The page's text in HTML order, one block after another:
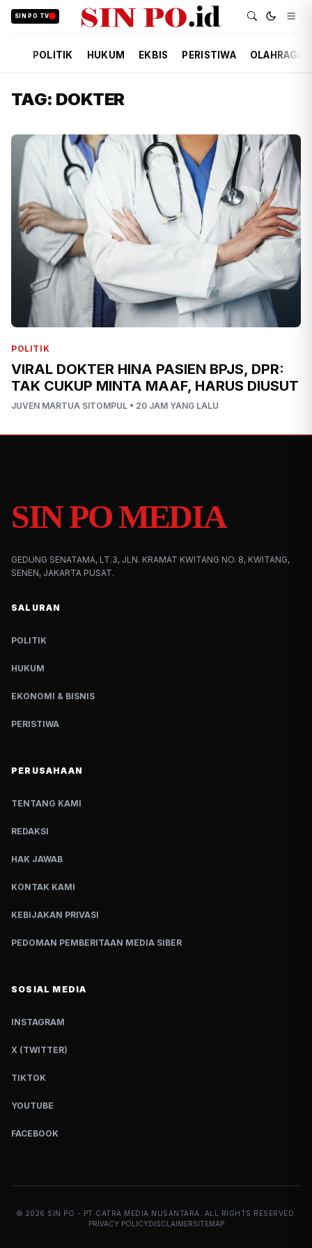
SIN PO TV
POLITIK HUKUM EKBIS PERISTIWA OLAHRAGA
TAG: DOKTER
POLITIK
VIRAL DOKTER HINA PASIEN BPJS, DPR:
TAK CUKUP MINTA MAAF, HARUS DIUSUT
JUVEN MARTUA SITOMPUL • 20 JAM YANG LALU
SIN PO MEDIA
GEDUNG SENATAMA, LT.3, JLN. KRAMAT KWITANG NO. 8, KWITANG,
SENEN, JAKARTA PUSAT.
SALURAN
POLITIK
HUKUM
EKONOMI & BISNIS
PERISTIWA
PERUSAHAAN
TENTANG KAMI
REDAKSI
HAK JAWAB
KONTAK KAMI
KEBIJAKAN PRIVASI
PEDOMAN PEMBERITAAN MEDIA SIBER
SOSIAL MEDIA
INSTAGRAM
X (TWITTER)
TIKTOK
YOUTUBE
FACEBOOK
© 2026 SIN PO - PT CATRA MEDIA NUSANTARA. ALL RIGHTS RESERVED.
PRIVACY POLICYDISCLAIMERSITEMAP